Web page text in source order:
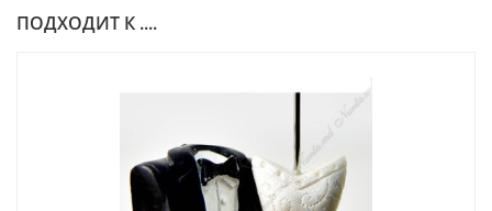
ПОДХОДИТ К ....